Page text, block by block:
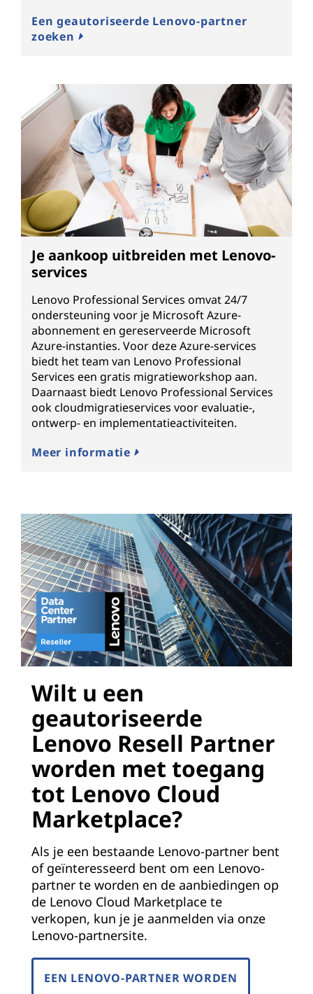
Een geautoriseerde Lenovo-partner
zoeken
Je aankoop uitbreiden met Lenovo-
services
Lenovo Professional Services omvat 24/7
ondersteuning voor je Microsoft Azure-
abonnement en gereserveerde Microsoft
Azure-instanties. Voor deze Azure-services
biedt het team van Lenovo Professional
Services een gratis migratieworkshop aan.
Daarnaast biedt Lenovo Professional Services
ook cloudmigratieservices voor evaluatie-,
ontwerp- en implementatieactiviteiten.
Meer informatie
Wilt u een
geautoriseerde
Lenovo Resell Partner
worden met toegang
tot Lenovo Cloud
Marketplace?
Als je een bestaande Lenovo-partner bent
of geïnteresseerd bent om een Lenovo-
partner te worden en de aanbiedingen op
de Lenovo Cloud Marketplace te
verkopen, kun je je aanmelden via onze
Lenovo-partnersite.
EEN LENOVO-PARTNER WORDEN